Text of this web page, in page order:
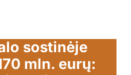
sostinėje
mln. eurų: